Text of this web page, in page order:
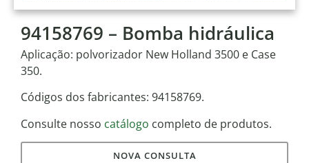
94158769 – Bomba hidráulica
Aplicação: polvorizador New Holland 3500 e Case
350.
Códigos dos fabricantes: 94158769.
Consulte nosso catálogo completo de produtos.
NOVA CONSULTA